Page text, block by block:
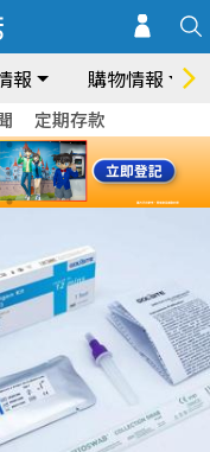
報 購物情報
定期存款